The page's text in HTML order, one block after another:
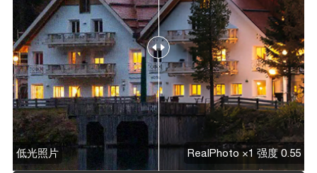
低光照片 RealPhoto ×1 强度 0.55